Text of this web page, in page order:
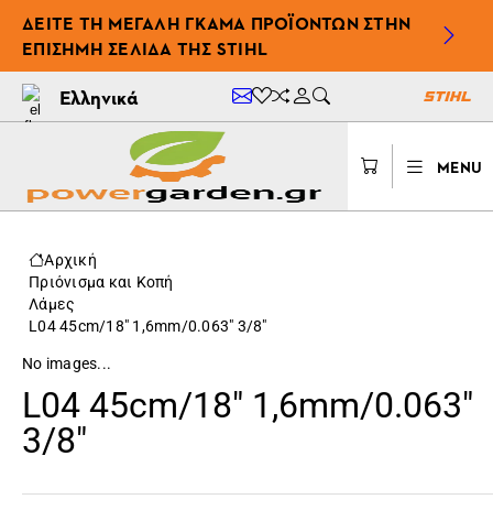
ΔΕΊΤΕ ΤΗ ΜΕΓΆΛΗ ΓΚΆΜΑ ΠΡΟΪΌΝΤΩΝ ΣΤΗΝ
ΕΠΊΣΗΜΗ ΣΕΛΊΔΑ ΤΗΣ STIHL
Ελληνικά
MENU
Αρχική
Πριόνισμα και Κοπή
Λάμες
L04 45cm/18" 1,6mm/0.063" 3/8"
No images...
L04 45cm/18" 1,6mm/0.063"
3/8"